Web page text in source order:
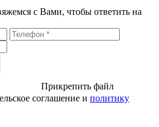
с Вами, чтобы ответить на
Прикрепить файл
соглашение и политику